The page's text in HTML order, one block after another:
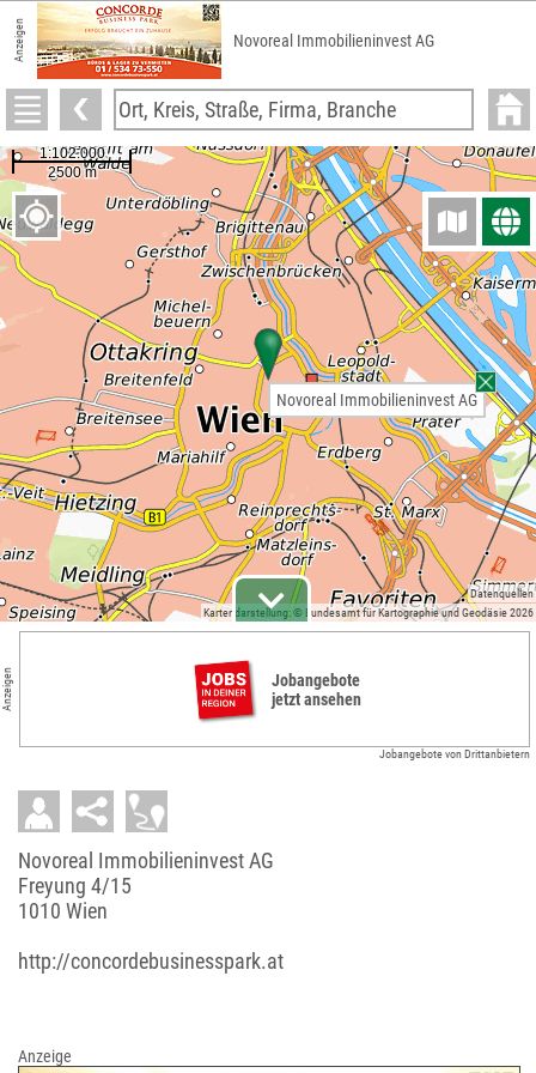
Anzeigen Novoreal Immobilieninvest AG
Kartendarstellung: © Bundesamt für Kartographie und Geodäsie 2026
Datenquellen
Novoreal Immobilieninvest AG
Anzeigen
Jobangebote
jetzt ansehen
Jobangebote von Drittanbietern
Novoreal Immobilieninvest AG
Freyung 4/15
1010 Wien
http://concordebusinesspark.at
Anzeige